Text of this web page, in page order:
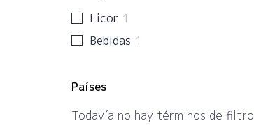
Licor 1
Bebidas 1
Países
Todavía no hay términos de filtro